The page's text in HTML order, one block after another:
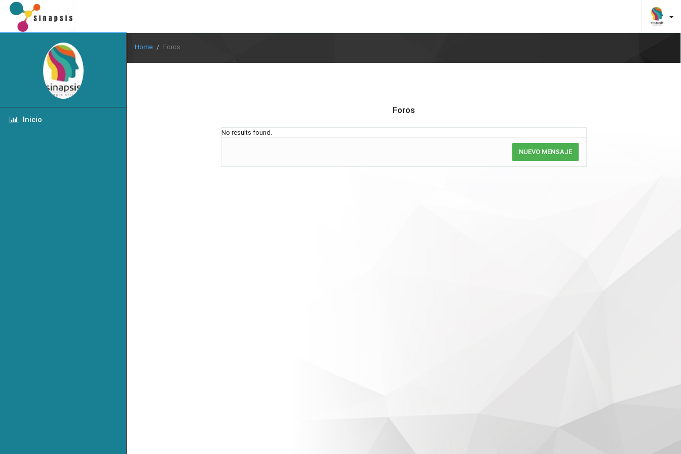
Inicio
Home Foros
Foros
No results found.
NUEVO MENSAJE